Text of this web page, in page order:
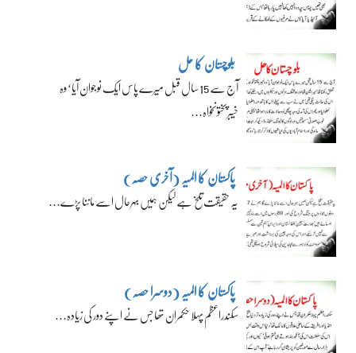
بلوچستان کا حل
آج سے 15 سال قبل میرے پاس ایک نوجوان آیا‘ وہ
خیبرپختونخواہ…
پاکستان کا المیہ (آخری حصہ)
یہ حقیقت تلخ ہے لیکن ہمیں بہرحال اسے ماننا پڑے…
پاکستان کا المیہ (دوسرا حصہ)
سکندراعظم پہلا حکمران تھا جس نے اپنے دور کی زیادہ…